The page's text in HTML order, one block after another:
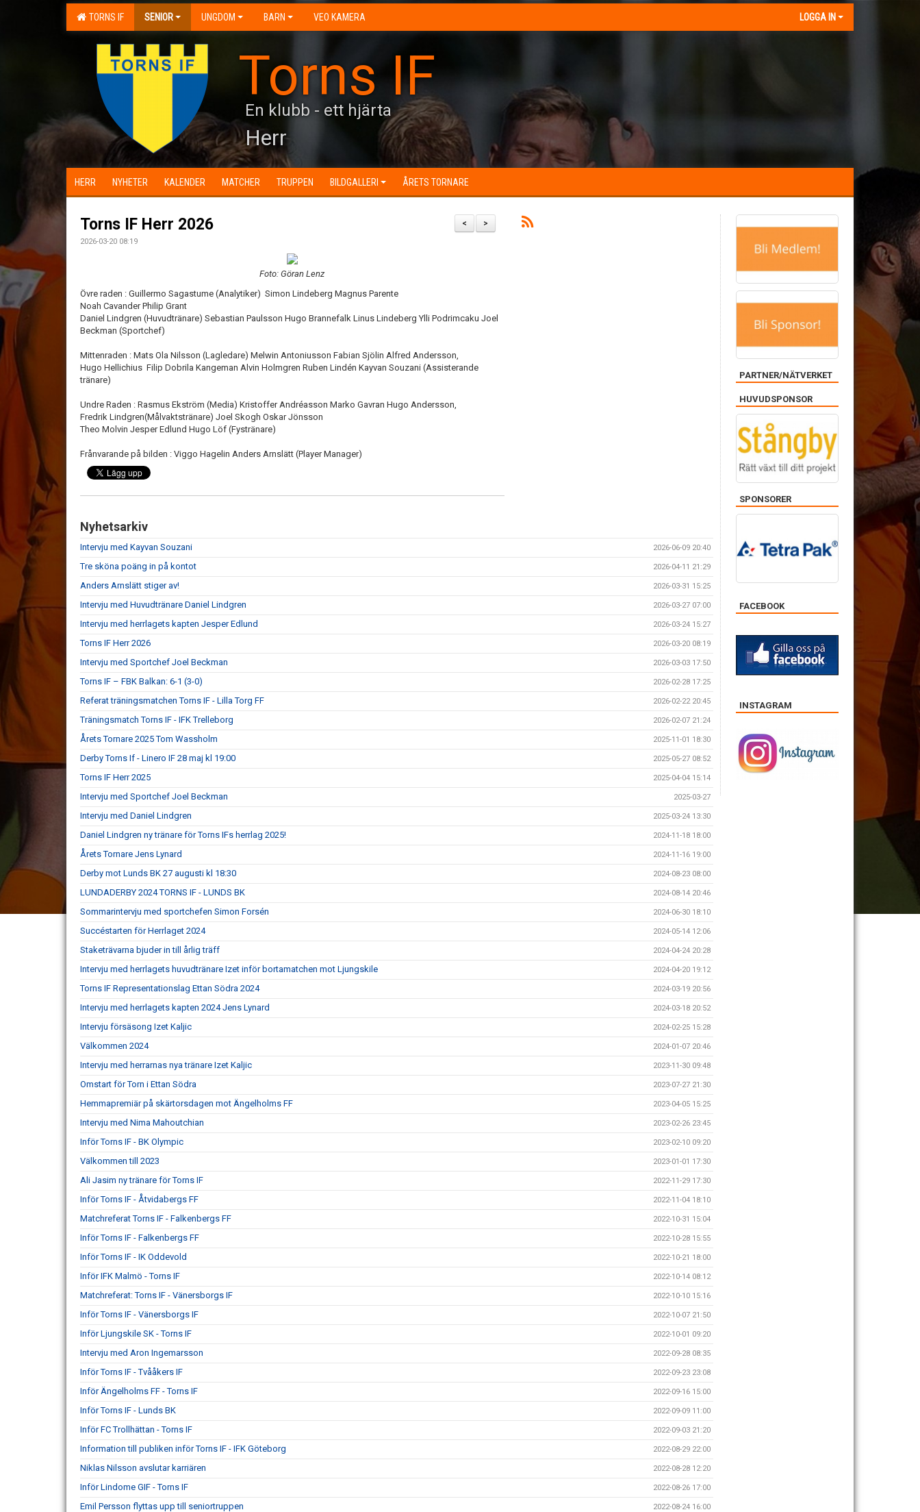
TORNS IF SENIOR UNGDOM BARN VEO KAMERA LOGGA IN
Torns IF
En klubb - ett hjärta
Herr
HERR NYHETER KALENDER MATCHER TRUPPEN BILDGALLERI ÅRETS TORNARE
>
<
Torns IF Herr 2026
2026-03-20 08:19
Foto: Göran Lenz
Övre raden : Guillermo Sagastume (Analytiker) Simon Lindeberg Magnus Parente
Noah Cavander Philip Grant
Daniel Lindgren (Huvudtränare) Sebastian Paulsson Hugo Brannefalk Linus Lindeberg Ylli Podrimcaku Joel
Beckman (Sportchef)
Mittenraden : Mats Ola Nilsson (Lagledare) Melwin Antoniusson Fabian Sjölin Alfred Andersson,
Hugo Hellichius Filip Dobrila Kangeman Alvin Holmgren Ruben Lindén Kayvan Souzani (Assisterande
tränare)
Undre Raden : Rasmus Ekström (Media) Kristoffer Andréasson Marko Gavran Hugo Andersson,
Fredrik Lindgren(Målvaktstränare) Joel Skogh Oskar Jönsson
Theo Molvin Jesper Edlund Hugo Löf (Fystränare)
Frånvarande på bilden : Viggo Hagelin Anders Arnslätt (Player Manager)
Nyhetsarkiv
Intervju med Kayvan Souzani 2026-06-09 20:40
Tre sköna poäng in på kontot 2026-04-11 21:29
Anders Arnslätt stiger av! 2026-03-31 15:25
Intervju med Huvudtränare Daniel Lindgren 2026-03-27 07:00
Intervju med herrlagets kapten Jesper Edlund 2026-03-24 15:27
Torns IF Herr 2026 2026-03-20 08:19
Intervju med Sportchef Joel Beckman 2026-03-03 17:50
Torns IF – FBK Balkan: 6-1 (3-0) 2026-02-28 17:25
Referat träningsmatchen Torns IF - Lilla Torg FF 2026-02-22 20:45
Träningsmatch Torns IF - IFK Trelleborg 2026-02-07 21:24
Årets Tornare 2025 Tom Wassholm 2025-11-01 18:30
Derby Torns If - Linero IF 28 maj kl 19:00 2025-05-27 08:52
Torns IF Herr 2025 2025-04-04 15:14
Intervju med Sportchef Joel Beckman 2025-03-27
Intervju med Daniel Lindgren 2025-03-24 13:30
Daniel Lindgren ny tränare för Torns IFs herrlag 2025! 2024-11-18 18:00
Årets Tornare Jens Lynard 2024-11-16 19:00
Derby mot Lunds BK 27 augusti kl 18:30 2024-08-23 08:00
LUNDADERBY 2024 TORNS IF - LUNDS BK 2024-08-14 20:46
Sommarintervju med sportchefen Simon Forsén 2024-06-30 18:10
Succéstarten för Herrlaget 2024 2024-05-14 12:06
Staketrävarna bjuder in till årlig träff 2024-04-24 20:28
Intervju med herrlagets huvudtränare Izet inför bortamatchen mot Ljungskile 2024-04-20 19:12
Torns IF Representationslag Ettan Södra 2024 2024-03-19 20:56
Intervju med herrlagets kapten 2024 Jens Lynard 2024-03-18 20:52
Intervju försäsong Izet Kaljic 2024-02-25 15:28
Välkommen 2024 2024-01-07 20:46
Intervju med herrarnas nya tränare Izet Kaljic 2023-11-30 09:48
Omstart för Torn i Ettan Södra 2023-07-27 21:30
Hemmapremiär på skärtorsdagen mot Ängelholms FF 2023-04-05 15:25
Intervju med Nima Mahoutchian 2023-02-26 23:45
Inför Torns IF - BK Olympic 2023-02-10 09:20
Välkommen till 2023 2023-01-01 17:30
Ali Jasim ny tränare för Torns IF 2022-11-29 17:30
Inför Torns IF - Åtvidabergs FF 2022-11-04 18:10
Matchreferat Torns IF - Falkenbergs FF 2022-10-31 15:04
Inför Torns IF - Falkenbergs FF 2022-10-28 15:55
Inför Torns IF - IK Oddevold 2022-10-21 18:00
Inför IFK Malmö - Torns IF 2022-10-14 08:12
Matchreferat: Torns IF - Vänersborgs IF 2022-10-10 15:16
Inför Torns IF - Vänersborgs IF 2022-10-07 21:50
Inför Ljungskile SK - Torns IF 2022-10-01 09:20
Intervju med Aron Ingemarsson 2022-09-28 08:35
Inför Torns IF - Tvååkers IF 2022-09-23 23:08
Inför Ängelholms FF - Torns IF 2022-09-16 15:00
Inför Torns IF - Lunds BK 2022-09-09 11:00
Inför FC Trollhättan - Torns IF 2022-09-03 21:20
Information till publiken inför Torns IF - IFK Göteborg 2022-08-29 22:00
Niklas Nilsson avslutar karriären 2022-08-28 12:20
Inför Lindome GIF - Torns IF 2022-08-26 17:00
Emil Persson flyttas upp till seniortruppen 2022-08-24 16:00
PARTNER/NÄTVERKET
HUVUDSPONSOR
SPONSORER
FACEBOOK
INSTAGRAM